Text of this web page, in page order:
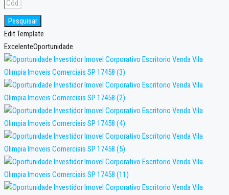
Pesquisar
Edit Template
ExcelenteOportunidade